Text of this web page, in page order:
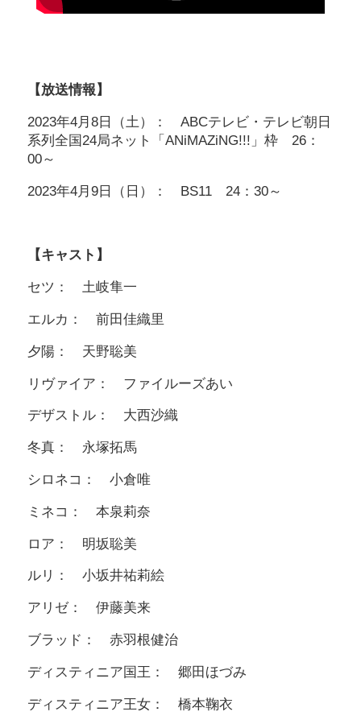
【放送情報】
2023年4月8日（土）： ABCテレビ・テレビ朝日
系列全国24局ネット「ANiMAZiNG!!!」枠 26：
00～
2023年4月9日（日）： BS11 24：30～
【キャスト】
セツ： 土岐隼一
エルカ： 前田佳織里
夕陽： 天野聡美
リヴァイア： ファイルーズあい
デザストル： 大西沙織
冬真： 永塚拓馬
シロネコ： 小倉唯
ミネコ： 本泉莉奈
ロア： 明坂聡美
ルリ： 小坂井祐莉絵
アリゼ： 伊藤美来
ブラッド： 赤羽根健治
ディスティニア国王： 郷田ほづみ
ディスティニア王女： 橋本鞠衣